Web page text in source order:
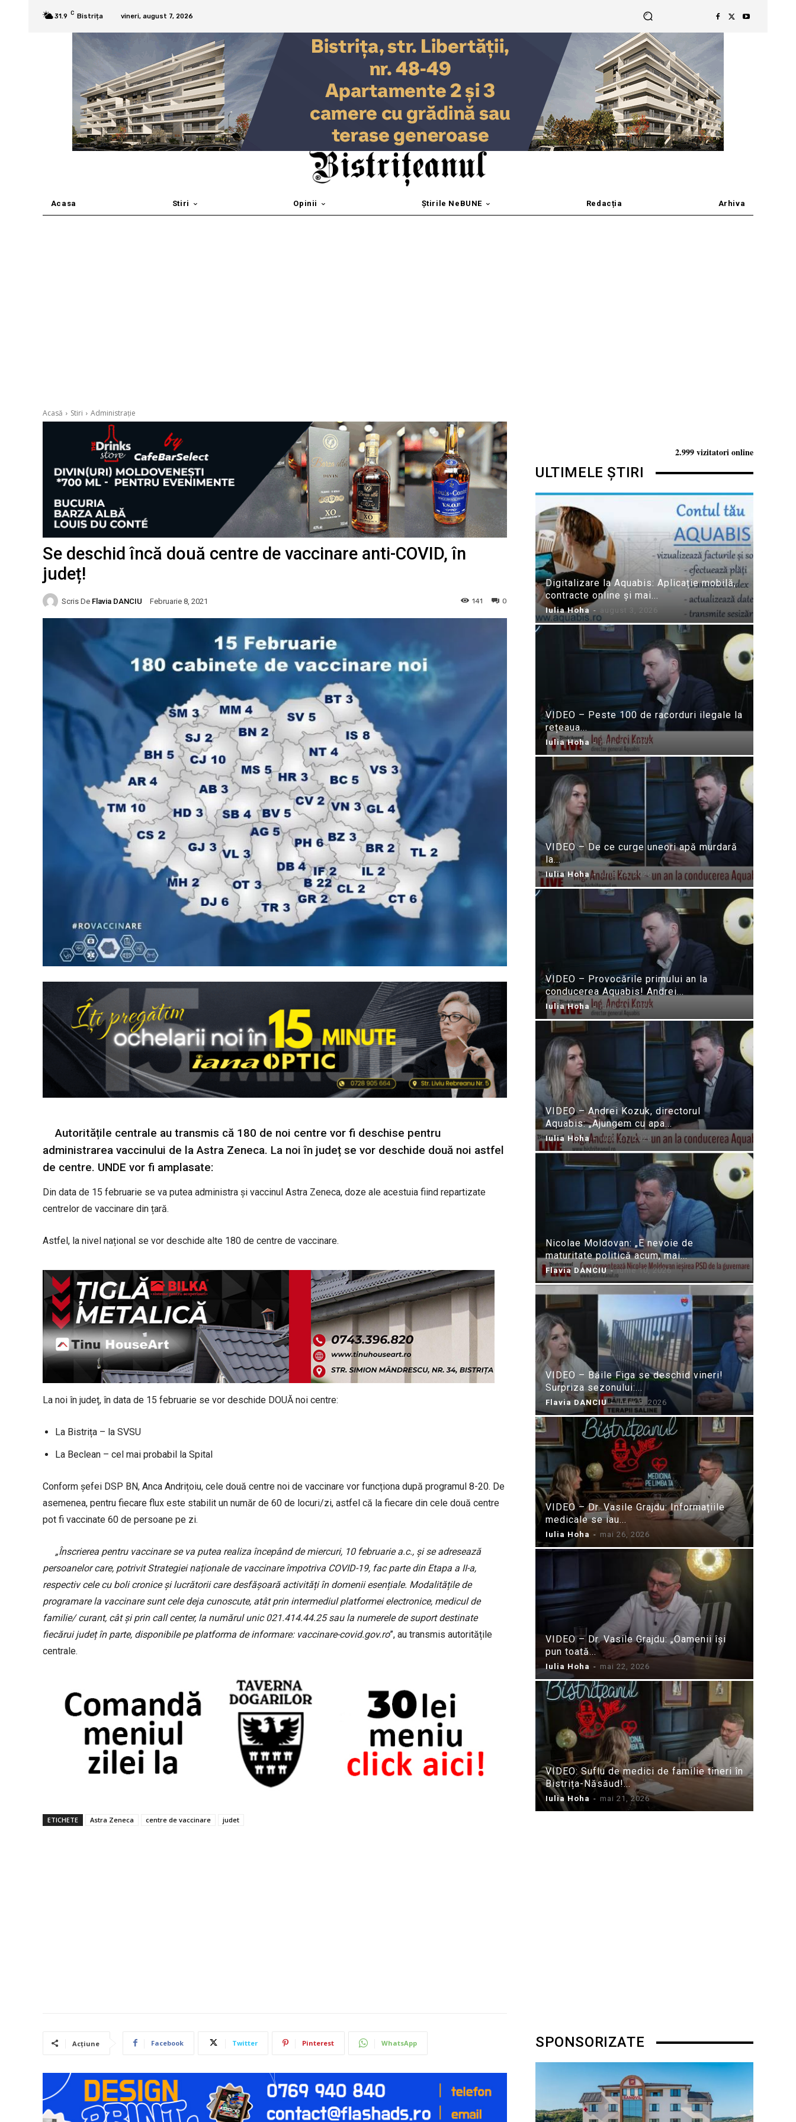
31.9 C Bistrița vineri, august 7, 2026
Acasa Stiri Opinii Știrile NeBUNE Redacția Arhiva
Acasă Stiri Administrație
Se deschid încă două centre de vaccinare anti-COVID, în
județ!
Scris De Flavia DANCIU Februarie 8, 2021 0
141
Autoritățile centrale au transmis că 180 de noi centre vor fi deschise pentru
administrarea vaccinului de la Astra Zeneca. La noi în județ se vor deschide două noi astfel
de centre. UNDE vor fi amplasate:
Din data de 15 februarie se va putea administra și vaccinul Astra Zeneca, doze ale acestuia fiind repartizate
centrelor de vaccinare din țară.
Astfel, la nivel național se vor deschide alte 180 de centre de vaccinare.
La noi în județ, în data de 15 februarie se vor deschide DOUĂ noi centre:
La Bistrița – la SVSU
La Beclean – cel mai probabil la Spital
Conform șefei DSP BN, Anca Andrițoiu, cele două centre noi de vaccinare vor funcționa după programul 8-20. De
asemenea, pentru fiecare flux este stabilit un număr de 60 de locuri/zi, astfel că la fiecare din cele două centre
pot fi vaccinate 60 de persoane pe zi.
„Înscrierea pentru vaccinare se va putea realiza începând de miercuri, 10 februarie a.c., și se adresează
persoanelor care, potrivit Strategiei naționale de vaccinare împotriva COVID-19, fac parte din Etapa a II-a,
respectiv cele cu boli cronice și lucrătorii care desfășoară activități în domenii esențiale. Modalitățile de
programare la vaccinare sunt cele deja cunoscute, atât prin intermediul platformei electronice, medicul de
familie/ curant, cât și prin call center, la numărul unic 021.414.44.25 sau la numerele de suport destinate
fiecărui județ în parte, disponibile pe platforma de informare: vaccinare-covid.gov.ro”, au transmis autoritățile
centrale.
ETICHETE Astra Zeneca centre de vaccinare judet
Acțiune Facebook Twitter Pinterest WhatsApp
2.999 vizitatori online
ULTIMELE ȘTIRI
Digitalizare la Aquabis: Aplicație mobilă,
contracte online și mai...
Iulia Hoha - august 3, 2026
VIDEO – Peste 100 de racorduri ilegale la
rețeaua...
Iulia Hoha - iulie 31, 2026
VIDEO – De ce curge uneori apă murdară
la...
Iulia Hoha - iulie 24, 2026
VIDEO – Provocările primului an la
conducerea Aquabis! Andrei...
Iulia Hoha - iulie 21, 2026
VIDEO – Andrei Kozuk, directorul
Aquabis: „Ajungem cu apa...
Iulia Hoha - iulie 21, 2026
Nicolae Moldovan: „E nevoie de
maturitate politică acum, mai...
Flavia DANCIU - iunie 10, 2026
VIDEO – Băile Figa se deschid vineri!
Surpriza sezonului:...
Flavia DANCIU - iunie 9, 2026
VIDEO – Dr. Vasile Grajdu: Informațiile
medicale se iau...
Iulia Hoha - mai 26, 2026
VIDEO – Dr. Vasile Grajdu: „Oamenii își
pun toată...
Iulia Hoha - mai 22, 2026
VIDEO: Suflu de medici de familie tineri în
Bistrița-Năsăud!...
Iulia Hoha - mai 21, 2026
SPONSORIZATE